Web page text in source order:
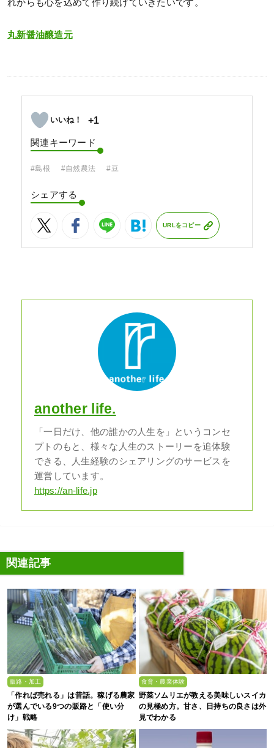
れからも心を込めて作り続けていきたいです。
丸新醤油醸造元
+1
関連キーワード
#島根 #自然農法 #豆
シェアする
URLをコピー
another life.
「一日だけ、他の誰かの人生を」というコンセ
プトのもと、様々な人生のストーリーを追体験
できる、人生経験のシェアリングのサービスを
運営しています。
https://an-life.jp
関連記事
販路・加工
「作れば売れる」は昔話。稼げる農家
が選んでいる9つの販路と「使い分
け」戦略
食育・農業体験
野菜ソムリエが教える美味しいスイカ
の見極め方。甘さ、日持ちの良さは外
見でわかる